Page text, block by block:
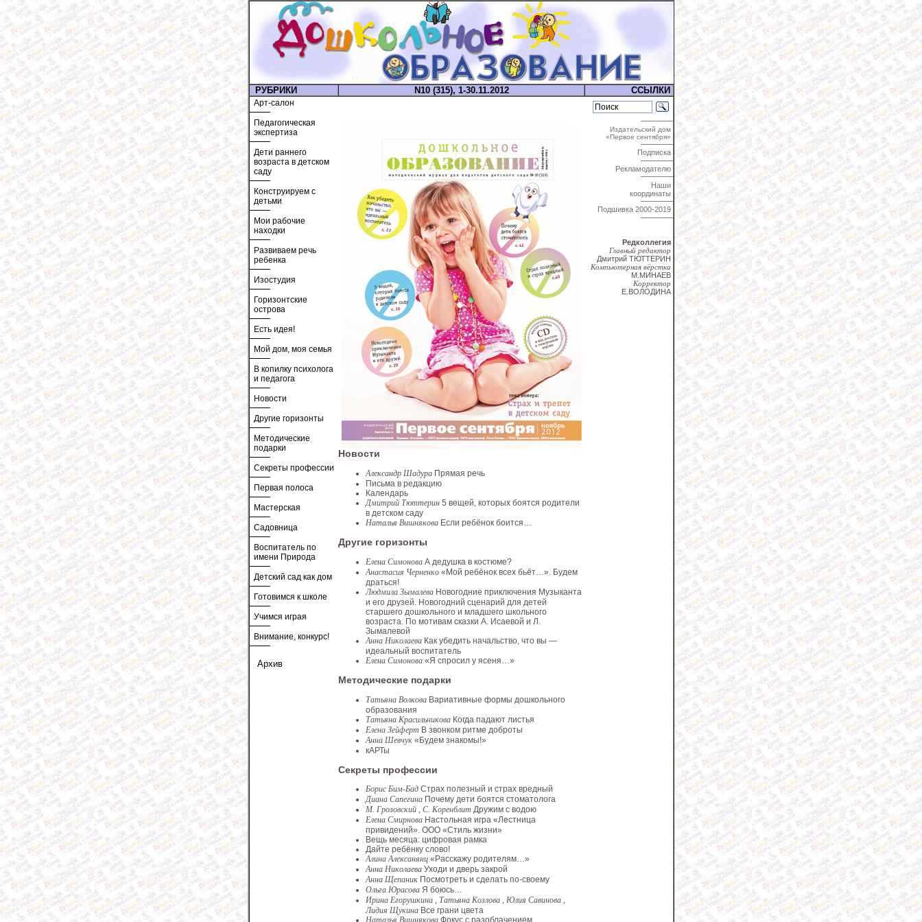
РУБРИКИ N10 (315), 1-30.11.2012 ССЫЛКИ
Арт-салон
Педагогическая
экспертиза
Дети раннего
возраста в детском
саду
Конструируем с
детьми
Мои рабочие
находки
Развиваем речь
ребенка
Изостудия
Горизонтские
острова
Есть идея!
Мой дом, моя семья
В копилку психолога
и педагога
Новости
Другие горизонты
Методические
подарки
Секреты профессии
Первая полоса
Мастерская
Садовница
Воспитатель по
имени Природа
Детский сад как дом
Готовимся к школе
Учимся играя
Внимание, конкурс!
Архив
Новости
Александр Шадура Прямая речь
Письма в редакцию
Календарь
Дмитрий Тюттерин 5 вещей, которых боятся родители
в детском саду
Наталья Вишнякова Если ребёнок боится…
Другие горизонты
Елена Симонова А дедушка в костюме?
Анастасия Черненко «Мой ребёнок всех бьёт…». Будем
драться!
Людмила Зымалева Новогодние приключения Музыканта
и его друзей. Новогодний сценарий для детей
старшего дошкольного и младшего школьного
возраста. По мотивам сказки А. Исаевой и Л.
Зымалевой
Анна Николаева Как убедить начальство, что вы —
идеальный воспитатель
Елена Симонова «Я спросил у ясеня…»
Методические подарки
Татьяна Волкова Вариативные формы дошкольного
образования
Татьяна Красильникова Когда падают листья
Елена Зейферт В звонком ритме доброты
Анна Шевчук «Будем знакомы!»
кАРТы
Секреты профессии
Борис Бим-Бад Страх полезный и страх вредный
Диана Сапегина Почему дети боятся стоматолога
М. Грозовский , С. Коренблит Дружим с водою
Елена Смирнова Настольная игра «Лестница
привидений». ООО «Стиль жизни»
Вещь месяца: цифровая рамка
Дайте ребёнку слово!
Алина Алексанянц «Расскажу родителям…»
Анна Николаева Уходи и дверь закрой
Анна Щепаник Посмотреть и сделать по-своему
Ольга Юрасова Я боюсь…
Ирина Егорушкина , Татьяна Козлова , Юлия Савинова ,
Лидия Щукина Все грани цвета
Наталья Вишнякова Фокус с разоблачением
Издательский дом
«Первое сентября»
Подписка
Рекламодателю
Наши
координаты
Подшивка 2000-2019
Редколлегия
Главный редактор
Дмитрий ТЮТТЕРИН
Компьютерная вёрстка
М.МИНАЕВ
Корректор
Е.ВОЛОДИНА